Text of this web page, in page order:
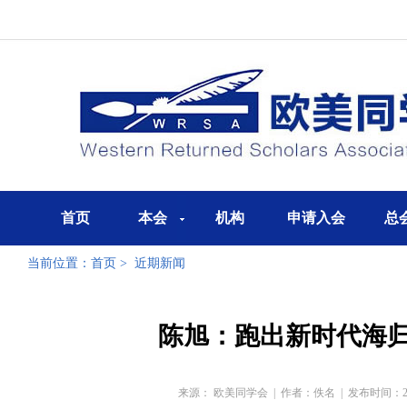
首页 本会 机构 申请入会 总
当前位置： 首页 > 近期新闻
陈旭：跑出新时代海
来源： 欧美同学会 作者：佚名 发布时间：